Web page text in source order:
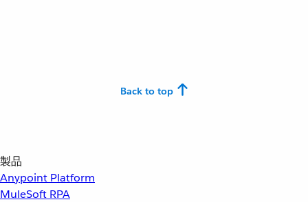
Back to top
製品
Anypoint Platform
MuleSoft RPA